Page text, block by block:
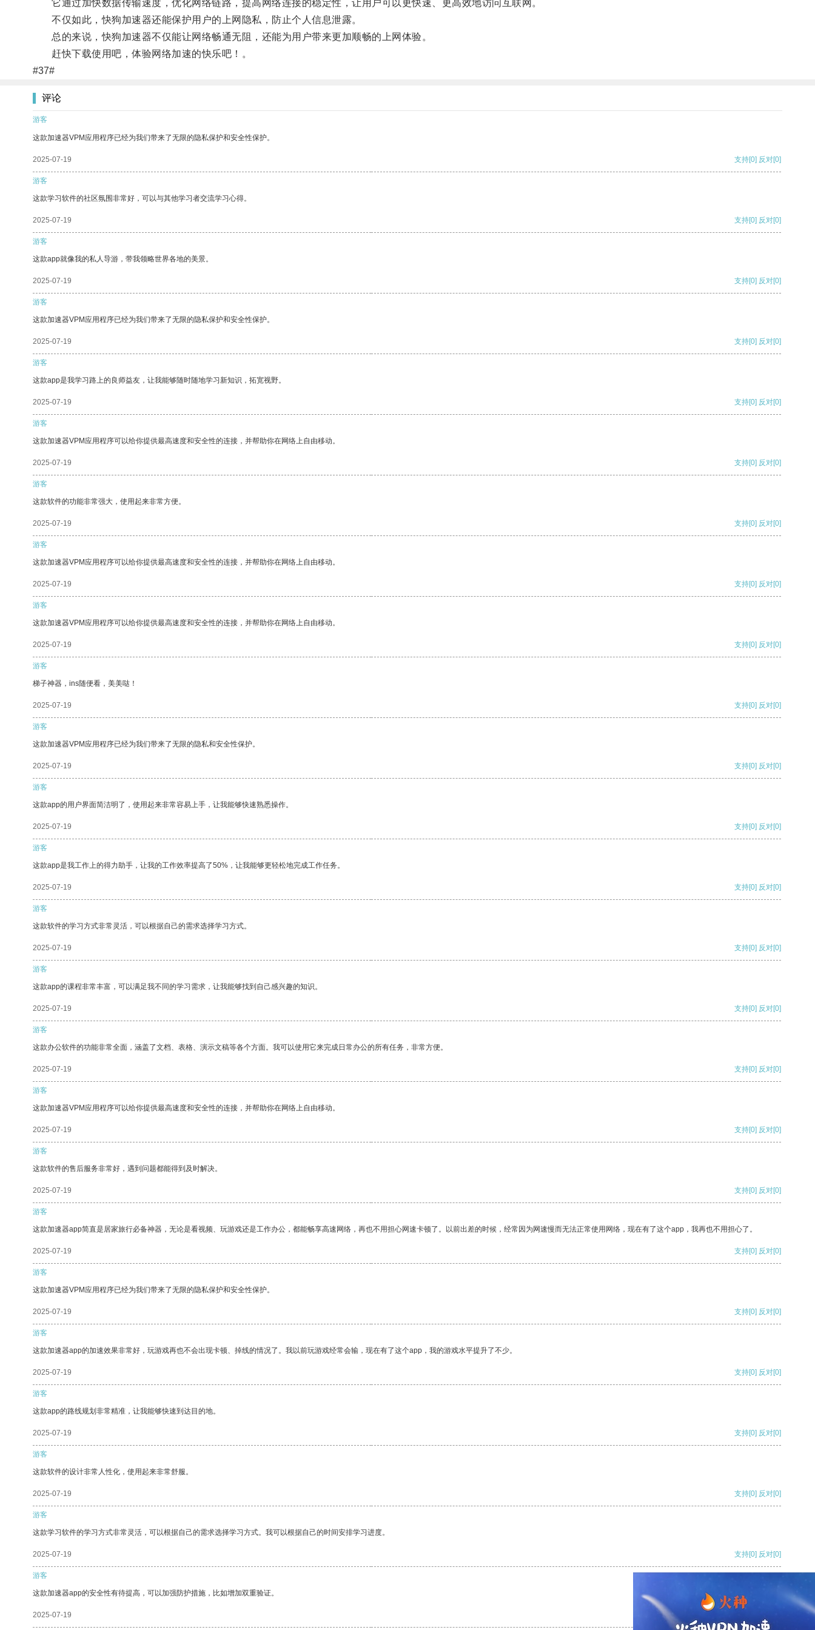
它通过加快数据传输速度，优化网络链路，提高网络连接的稳定性，让用户可以更快速、更高效地访问互联网。
不仅如此，快狗加速器还能保护用户的上网隐私，防止个人信息泄露。
总的来说，快狗加速器不仅能让网络畅通无阻，还能为用户带来更加顺畅的上网体验。
赶快下载使用吧，体验网络加速的快乐吧！。
#37#
评论
游客
这款加速器VPM应用程序已经为我们带来了无限的隐私保护和安全性保护。
2025-07-19 支持[0] 反对[0]
游客
这款学习软件的社区氛围非常好，可以与其他学习者交流学习心得。
2025-07-19 支持[0] 反对[0]
游客
这款app就像我的私人导游，带我领略世界各地的美景。
2025-07-19 支持[0] 反对[0]
游客
这款加速器VPM应用程序已经为我们带来了无限的隐私保护和安全性保护。
2025-07-19 支持[0] 反对[0]
游客
这款app是我学习路上的良师益友，让我能够随时随地学习新知识，拓宽视野。
2025-07-19 支持[0] 反对[0]
游客
这款加速器VPM应用程序可以给你提供最高速度和安全性的连接，并帮助你在网络上自由移动。
2025-07-19 支持[0] 反对[0]
游客
这款软件的功能非常强大，使用起来非常方便。
2025-07-19 支持[0] 反对[0]
游客
这款加速器VPM应用程序可以给你提供最高速度和安全性的连接，并帮助你在网络上自由移动。
2025-07-19 支持[0] 反对[0]
游客
这款加速器VPM应用程序可以给你提供最高速度和安全性的连接，并帮助你在网络上自由移动。
2025-07-19 支持[0] 反对[0]
游客
梯子神器，ins随便看，美美哒！
2025-07-19 支持[0] 反对[0]
游客
这款加速器VPM应用程序已经为我们带来了无限的隐私和安全性保护。
2025-07-19 支持[0] 反对[0]
游客
这款app的用户界面简洁明了，使用起来非常容易上手，让我能够快速熟悉操作。
2025-07-19 支持[0] 反对[0]
游客
这款app是我工作上的得力助手，让我的工作效率提高了50%，让我能够更轻松地完成工作任务。
2025-07-19 支持[0] 反对[0]
游客
这款软件的学习方式非常灵活，可以根据自己的需求选择学习方式。
2025-07-19 支持[0] 反对[0]
游客
这款app的课程非常丰富，可以满足我不同的学习需求，让我能够找到自己感兴趣的知识。
2025-07-19 支持[0] 反对[0]
游客
这款办公软件的功能非常全面，涵盖了文档、表格、演示文稿等各个方面。我可以使用它来完成日常办公的所有任务，非常方便。
2025-07-19 支持[0] 反对[0]
游客
这款加速器VPM应用程序可以给你提供最高速度和安全性的连接，并帮助你在网络上自由移动。
2025-07-19 支持[0] 反对[0]
游客
这款软件的售后服务非常好，遇到问题都能得到及时解决。
2025-07-19 支持[0] 反对[0]
游客
这款加速器app简直是居家旅行必备神器，无论是看视频、玩游戏还是工作办公，都能畅享高速网络，再也不用担心网速卡顿了。以前出差的时候，经常因为网速慢而无法正常使用网络，现在有了这个app，我再也不用担心了。
2025-07-19 支持[0] 反对[0]
游客
这款加速器VPM应用程序已经为我们带来了无限的隐私保护和安全性保护。
2025-07-19 支持[0] 反对[0]
游客
这款加速器app的加速效果非常好，玩游戏再也不会出现卡顿、掉线的情况了。我以前玩游戏经常会输，现在有了这个app，我的游戏水平提升了不少。
2025-07-19 支持[0] 反对[0]
游客
这款app的路线规划非常精准，让我能够快速到达目的地。
2025-07-19 支持[0] 反对[0]
游客
这款软件的设计非常人性化，使用起来非常舒服。
2025-07-19 支持[0] 反对[0]
游客
这款学习软件的学习方式非常灵活，可以根据自己的需求选择学习方式。我可以根据自己的时间安排学习进度。
2025-07-19 支持[0] 反对[0]
游客
这款加速器app的安全性有待提高，可以加强防护措施，比如增加双重验证。
2025-07-19